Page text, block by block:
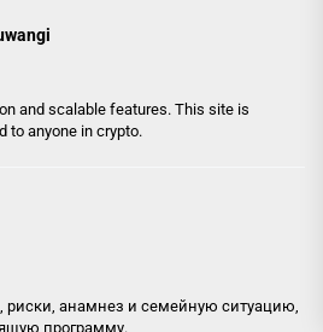
and scalable features. This site is
to anyone in crypto.
риски, анамнез и семейную ситуацию,
программу.